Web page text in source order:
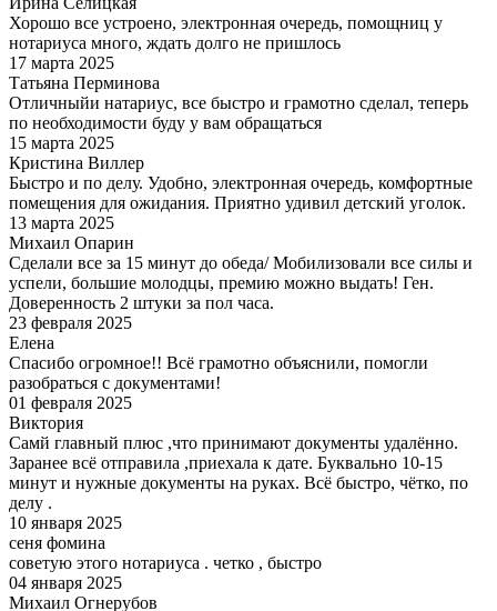
Хорошо все устроено, электронная очередь, помощниц у
нотариуса много, ждать долго не пришлось
17 марта 2025
Татьяна Перминова
Отличныйи натариус, все быстро и грамотно сделал, теперь
по необходимости буду у вам обращаться
15 марта 2025
Кристина Виллер
Быстро и по делу. Удобно, электронная очередь, комфортные
помещения для ожидания. Приятно удивил детский уголок.
13 марта 2025
Михаил Опарин
Сделали все за 15 минут до обеда/ Мобилизовали все силы и
успели, большие молодцы, премию можно выдать! Ген.
Доверенность 2 штуки за пол часа.
23 февраля 2025
Елена
Спасибо огромное!! Всё грамотно объяснили, помогли
разобраться с документами!
01 февраля 2025
Виктория
Самй главный плюс ,что принимают документы удалённо.
Заранее всё отправила ,приехала к дате. Буквально 10-15
минут и нужные документы на руках. Всё быстро, чётко, по
делу .
10 января 2025
сеня фомина
советую этого нотариуса . четко , быстро
04 января 2025
Михаил Огнерубов